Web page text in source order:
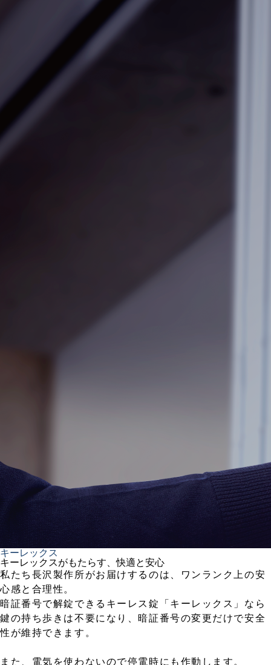
キーレックス
キーレックスがもたらす、快適と安心
私たち長沢製作所がお届けするのは、ワンランク上の安
心感と合理性。
暗証番号で解錠できるキーレス錠「キーレックス」なら
鍵の持ち歩きは不要になり、暗証番号の変更だけで安全
性が維持できます。
また、電気を使わないので停電時にも作動します。